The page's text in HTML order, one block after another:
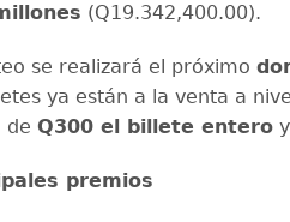
(Q19.342,400.00).
se realizará el próximo
ya están a la venta a
de Q300 el billete entero
premios